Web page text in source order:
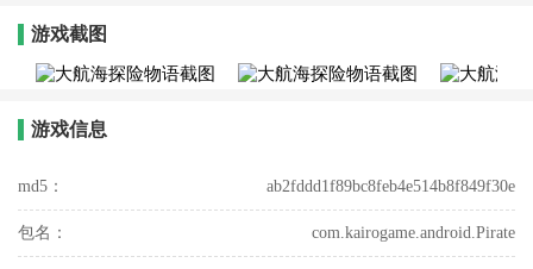
游戏截图
游戏信息
md5： ab2fddd1f89bc8feb4e514b8f849f30e
包名： com.kairogame.android.Pirate